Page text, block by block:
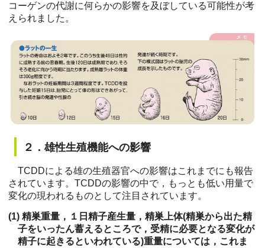
コーゲンの代謝に何らかの影響を及ぼしている可能性が考
えられました。
２．雄性生殖機能への影響
TCDDによる雄の生殖器官への影響はこれまでにも報告
されています。TCDDの影響の中で，もっとも低い用量で
変化の現われるものとして注目されています。
(1) 精巣重量，１日精子産生量，精巣上体(精巣から出た精
子をいったん蓄えるところで，受精に必要となる変化が
精子に起きるといわれている)重量については，これま